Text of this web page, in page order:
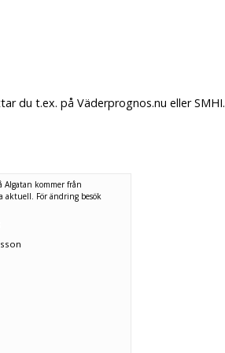
du t.ex. på Väderprognos.nu eller SMHI.
Algatan kommer från
aktuell. För ändring besök